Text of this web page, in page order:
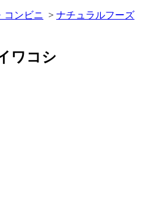
コンビニ > ナチュラルフーズ
ワコシ